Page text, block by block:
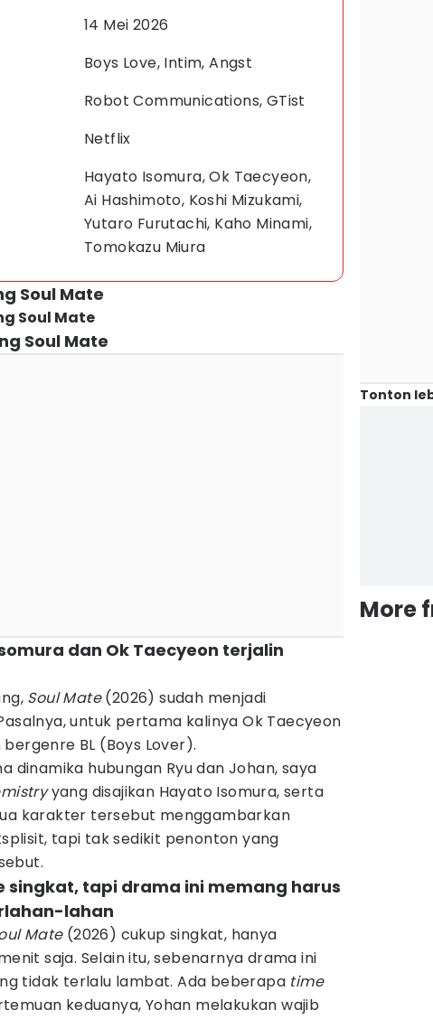
14 Mei 2026
Boys Love, Intim, Angst
Robot Communications, GTist
Netflix
Hayato Isomura, Ok Taecyeon,
Ai Hashimoto, Koshi Mizukami,
Yutaro Furutachi, Kaho Minami,
Tomokazu Miura
Soul Mate
Soul Mate
Soul Mate
dan Ok Taecyeon terjalin
Soul Mate(2026) sudah menjadi
untuk pertama kalinya Ok Taecyeon
BL (Boys Lover).
dinamika hubungan Ryu dan Johan, saya
yang disajikan Hayato Isomura, serta
karakter tersebut menggambarkan
tapi tak sedikit penonton yang
singkat, tapi drama ini memang harus
lahan
Mate (2026) cukup singkat, hanya
saja. Selain itu, sebenarnya drama ini
tidak terlalu lambat. Ada beberapa time
keduanya, Yohan melakukan wajib
Tonton
More